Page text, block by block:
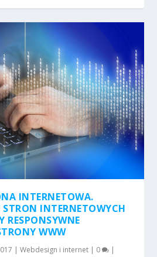
INTERNETOWA.
STRON INTERNETOWYCH
RESPONSYWNE
WWW
|Webdesign i internet 0